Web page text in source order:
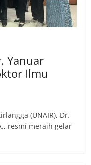
Yanuar
Ilmu
(UNAIR), Dr.
resmi meraih gelar